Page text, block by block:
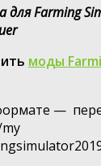
Farming
моды
—